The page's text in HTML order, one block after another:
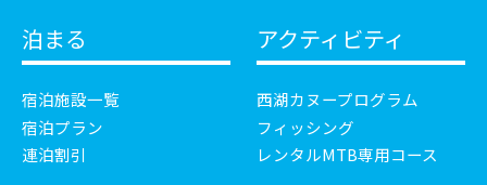
泊まる
宿泊施設一覧
宿泊プラン
連泊割引
アクティビティ
西湖カヌープログラム
フィッシング
レンタルMTB専用コース